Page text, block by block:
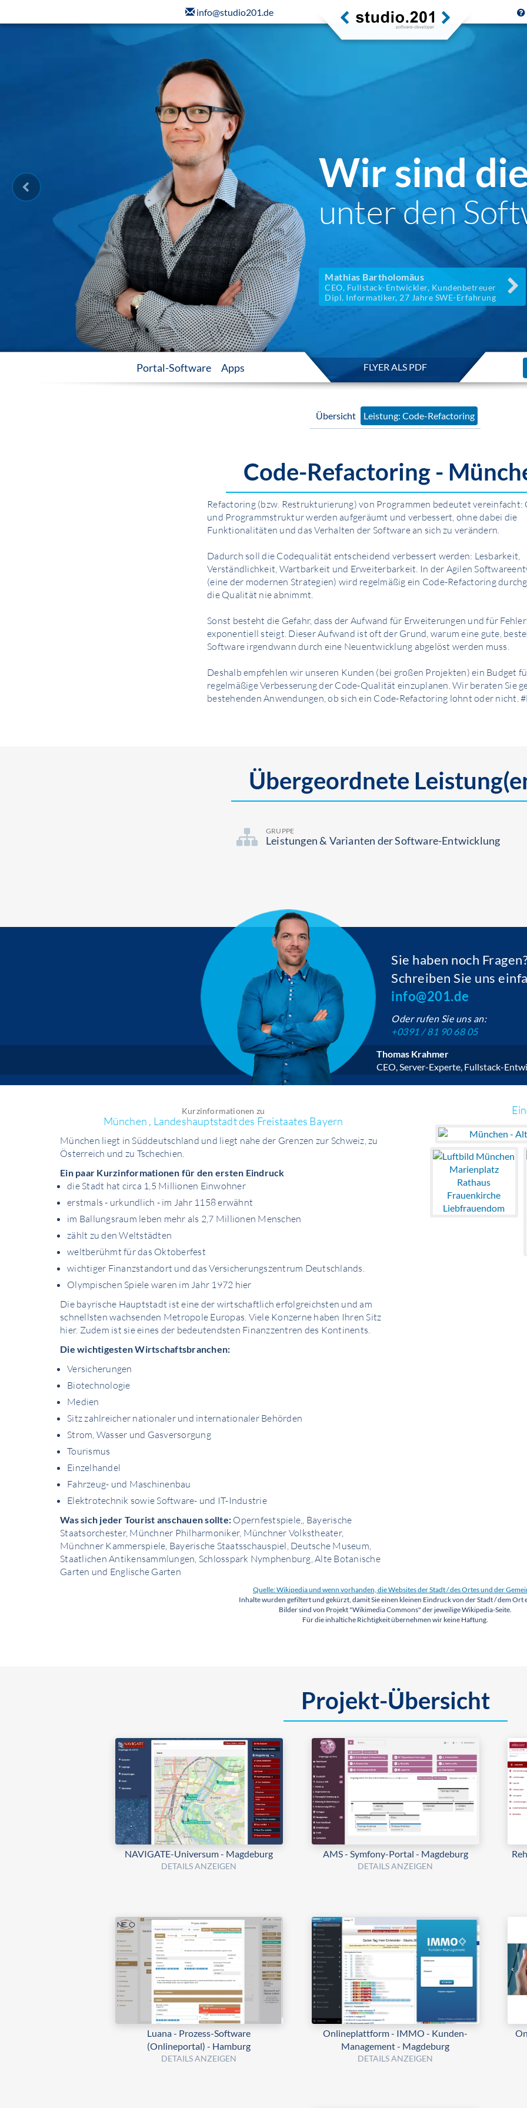
Wir sind
unter den
Mathias Bartholomäus
CEO, Fullstack-Entwickler, Kundenbetreuer
Dipl. Informatiker, 27 Jahre SWE-Erfahrung
Portal-Software Apps FLYER ALS PDF
info@studio201.de
Übersicht Leistung: Code-Refactoring
Code-Refactoring -
Refactoring (bzw. Restrukturierung) von Programmen bedeutet vereinfacht:
und Programmstruktur werden aufgeräumt und verbessert, ohne dabei die
Funktionalitäten und das Verhalten der Software an sich zu verändern.
Dadurch soll die Codequalität entscheidend verbessert werden: Lesbarkeit,
Verständlichkeit, Wartbarkeit und Erweiterbarkeit. In der Agilen
(eine der modernen Strategien) wird regelmäßig ein Code-Refactoring
die Qualität nie abnimmt.
Sonst besteht die Gefahr, dass der Aufwand für Erweiterungen und für
exponentiell steigt. Dieser Aufwand ist oft der Grund, warum eine gute,
Software irgendwann durch eine Neuentwicklung abgelöst werden muss.
Deshalb empfehlen wir unseren Kunden (bei großen Projekten) ein Budget
regelmäßige Verbesserung der Code-Qualität einzuplanen. Wir beraten Sie
bestehenden Anwendungen, ob sich ein Code-Refactoring lohnt oder nicht.
Übergeordnete
GRUPPE
Leistungen & Varianten der Software-Entwicklung
Thomas Krahmer
CEO, Server-Experte, Fullstack-
Sie haben noch
Schreiben Sie uns
info@201.de
Oder rufen Sie uns an:
+0391 / 81 90 68 05
Kurzinformationen zu
München , Landeshauptstadt des Freistaates Bayern
München liegt in Süddeutschland und liegt nahe der Grenzen zur Schweiz, zu
Österreich und zu Tschechien.
Ein paar Kurzinformationen für den ersten Eindruck
die Stadt hat circa 1,5 Millionen Einwohner
erstmals - urkundlich - im Jahr 1158 erwähnt
im Ballungsraum leben mehr als 2,7 Millionen Menschen
zählt zu den Weltstädten
weltberühmt für das Oktoberfest
wichtiger Finanzstandort und das Versicherungszentrum Deutschlands.
Olympischen Spiele waren im Jahr 1972 hier
Die bayrische Hauptstadt ist eine der wirtschaftlich erfolgreichsten und am
schnellsten wachsenden Metropole Europas. Viele Konzerne haben Ihren Sitz
hier. Zudem ist sie eines der bedeutendsten Finanzzentren des Kontinents.
Die wichtigesten Wirtschaftsbranchen:
Versicherungen
Biotechnologie
Medien
Sitz zahlreicher nationaler und internationaler Behörden
Strom, Wasser und Gasversorgung
Tourismus
Einzelhandel
Fahrzeug- und Maschinenbau
Elektrotechnik sowie Software- und IT-Industrie
Was sich jeder Tourist anschauen sollte: Opernfestspiele,, Bayerische
Staatsorchester, Münchner Philharmoniker, Münchner Volkstheater,
Münchner Kammerspiele, Bayerische Staatsschauspiel, Deutsche Museum,
Staatlichen Antikensammlungen, Schlosspark Nymphenburg, Alte Botanische
Garten und Englische Garten
Quelle: Wikipedia und wenn vorhanden, die Websites der Stadt / des Ortes und der
Inhalte wurden gefiltert und gekürzt, damit Sie einen kleinen Eindruck von der Stadt / dem Ort
Bilder sind von Projekt "Wikimedia Commons" der jeweilige Wikipedia-Seite.
Für die inhaltiche Richtigkeit übernehmen wir keine Haftung.
Projekt-Übersicht
NAVIGATE-Universum - Magdeburg
DETAILS ANZEIGEN
AMS - Symfony-Portal - Magdeburg
DETAILS ANZEIGEN
Luana - Prozess-Software
(Onlineportal) - Hamburg
DETAILS ANZEIGEN
Onlineplattform - IMMO - Kunden-
Management - Magdeburg
DETAILS ANZEIGEN